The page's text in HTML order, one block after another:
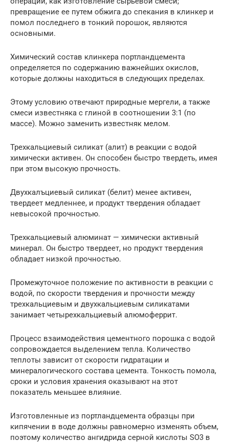
превращение ее путем обжига до спекания в клинкер и
помол последнего в тонкий порошок, являются
основными.
Химический состав клинкера портландцемента
определяется по содержанию важнейших окислов,
которые должны находиться в следующих пределах.
Этому условию отвечают природные мергели, а также
смеси известняка с глиной в соотношении 3:1 (по
массе). Можно заменить известняк мелом.
Трехкальциевый силикат (алит) в реакции с водой
химически активен. Он способен быстро твердеть, имея
при этом высокую прочность.
Двухкалъциевый силикат (белит) менее активен,
твердеет медленнее, и продукт твердения обладает
невысокой прочностью.
Трехкальциевый алюминат — химически активный
минерал. Он быстро твердеет, но продукт твердения
обладает низкой прочностью.
Промежуточное положение по активности в реакции с
водой, по скорости твердения и прочности между
трехкальциевым и двухкальциевым силикатами
занимает четырехкальциевый алюмоферрит.
Процесс взаимодействия цементного порошка с водой
сопровождается выделением тепла. Количество
теплоты зависит от скорости гидратации и
минералогического состава цемента. Тонкость помола,
сроки и условия хранения оказывают на этот
показатель меньшее влияние.
Изготовленные из портландцемента образцы при
кипячении в воде должны равномерно изменять объем,
поэтому количество ангидрида серной кислоты SO3 в